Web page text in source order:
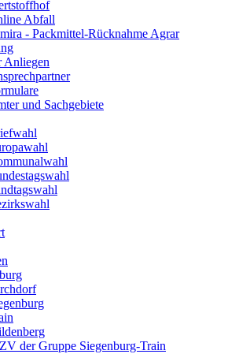
Abfall
- Packmittel-Rücknahme Agrar
Anliegen
und Sachgebiete
der Gruppe Siegenburg-Train